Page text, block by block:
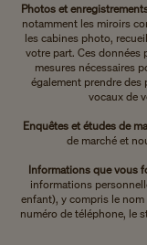
Photos et
notamment les miroirs
les cabines photo,
votre part. Ces données
mesures nécessaires
également prendre
vocaux de
Enquêtes et études de
de marché et
Informations que vous
informations
enfant), y compris le nom
numéro de téléphone, le